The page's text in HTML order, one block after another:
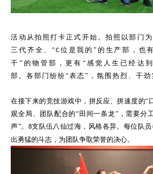
活动从拍照打卡正式开始。拍照以部门
三代齐全、“C 位是我的 ”的生产部，也
干”的物管部，更有“感觉人生已经达
部。各部门纷纷“表态”，氛围热烈、干劲
在接下来的竞技游戏中，拼反应、拼速度的“
观全局、团队配合的“田间一条龙”，需要分
声”。 8支队伍八仙过海，风格各异。每位队
出勇猛的斗志，为团队争取荣誉的决心。